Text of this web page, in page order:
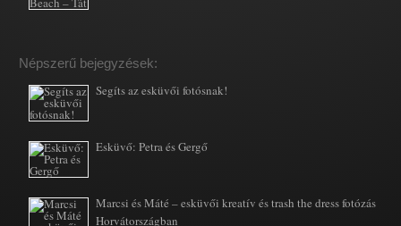
Népszerű bejegyzések:
Segíts az esküvői fotósnak!
Esküvő: Petra és Gergő
Marcsi és Máté – esküvői kreatív és trash the dress fotózás
Horvátországban